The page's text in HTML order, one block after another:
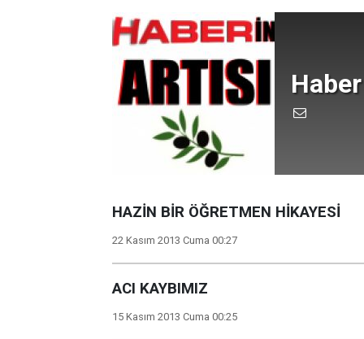
HAZİN BİR ÖĞRETMEN HİKAYESİ
22 Kasım 2013 Cuma 00:27
ACI KAYBIMIZ
15 Kasım 2013 Cuma 00:25